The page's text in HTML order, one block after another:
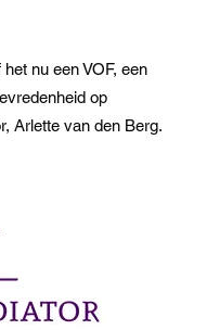
nu een VOF, een
op
Arlette van den Berg.